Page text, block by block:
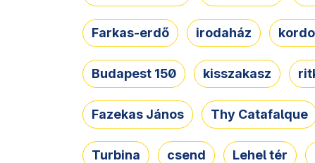
Farkas-erdő irodaház
Budapest 150 kisszakasz
Fazekas János Thy Catafalque
Turbina csend Lehel tér